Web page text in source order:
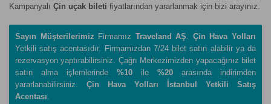
Kampanyalı Çin uçak bileti fiyatlarından yararlanmak için bizi arayınız.
Sayın Müşterilerimiz Firmamız Traveland AŞ. Çin Hava Yolları
Yetkili satış acentasıdır. Firmamızdan 7/24 bilet satın alabilir ya da
rezervasyon yaptırabilirsiniz. Çağrı Merkezimizden yapacağınız bilet
satın alma işlemlerinde %10 ile %20 arasında indirimden
yararlanabilirsiniz. Çin Hava Yolları İstanbul Yetkili Satış
Acentası.